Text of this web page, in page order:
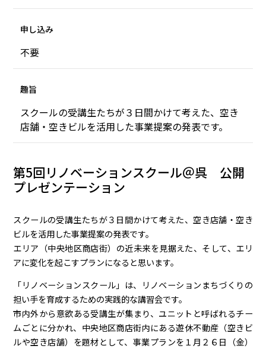
申し込み
不要
趣旨
スクールの受講生たちが３日間かけて考えた、空き
店舗・空きビルを活用した事業提案の発表です。
第5回リノベーションスクール＠呉 公開
プレゼンテーション
スクールの受講生たちが３日間かけて考えた、空き店舗・空き
ビルを活用した事業提案の発表です。
エリア（中央地区商店街）の近未来を見据えた、そして、エリ
アに変化を起こすプランになると思います。
「リノベーションスクール」は、リノベーションまちづくりの
担い手を育成するための実践的な講習会です。
市内外から意欲ある受講生が集まり、ユニットと呼ばれるチー
ムごとに分かれ、中央地区商店街内にある遊休不動産（空きビ
ルや空き店舗）を題材として、事業プランを１月２６日（金）